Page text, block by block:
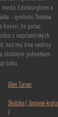
medzi Edinburghom a
– symbolu Škótska
hovorí, že počas
z nepriateľských
keď mu tŕne rastliny
škótskym jednotkám
bitku.
Glen Turner
Škótsko ( Spojené
)